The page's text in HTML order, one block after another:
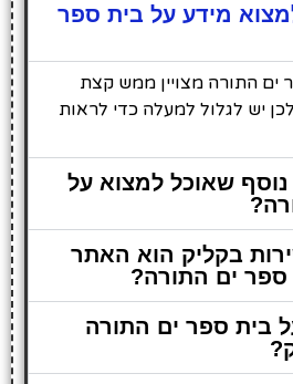
מידע על בית ספר
התורה מצויין ממש קצת
יש לגלול למעלה כדי לראות
שאוכל למצוא על
בקליק הוא האתר
ים התורה?
ספר ים התורה